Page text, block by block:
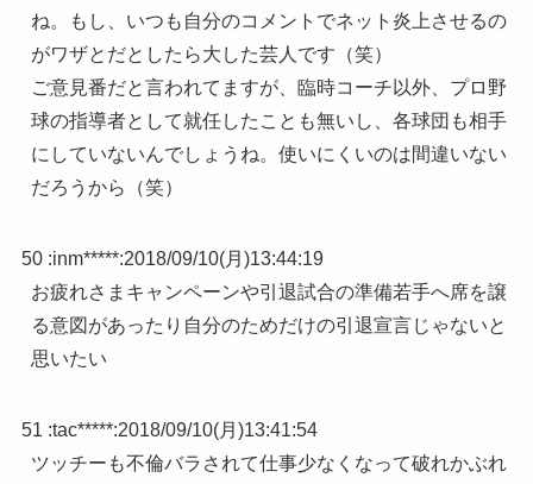
ね。もし、いつも自分のコメントでネット炎上させるの
がワザとだとしたら大した芸人です（笑）
ご意見番だと言われてますが、臨時コーチ以外、プロ野
球の指導者として就任したことも無いし、各球団も相手
にしていないんでしょうね。使いにくいのは間違いない
だろうから（笑）
50 :inm*****:2018/09/10(月)13:44:19
お疲れさまキャンペーンや引退試合の準備若手へ席を譲
る意図があったり自分のためだけの引退宣言じゃないと
思いたい
51 :tac*****:2018/09/10(月)13:41:54
ツッチーも不倫バラされて仕事少なくなって破れかぶれ